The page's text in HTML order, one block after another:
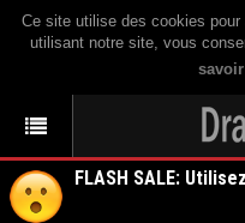
Ce site utilise des cookies
utilisant notre site, vous
FLASH SALE: